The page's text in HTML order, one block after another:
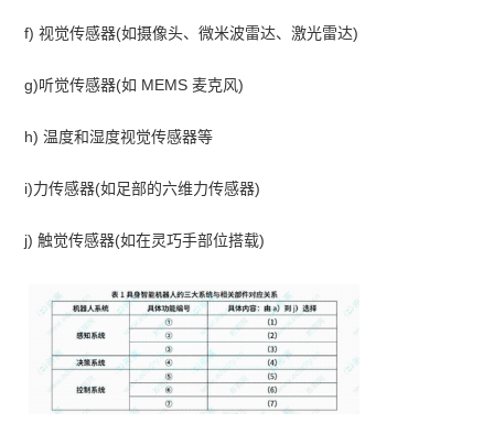
f) 视觉传感器(如摄像头、微米波雷达、激光雷达)
g)听觉传感器(如 MEMS 麦克风)
h) 温度和湿度视觉传感器等
i)力传感器(如足部的六维力传感器)
j) 触觉传感器(如在灵巧手部位搭载)